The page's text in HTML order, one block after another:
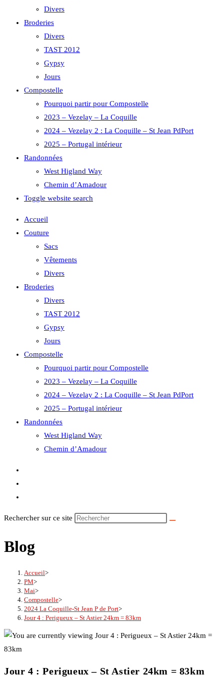
Divers
Broderies
Divers
TAST 2012
Gypsy
Jours
Compostelle
Pourquoi partir pour Compostelle
2023 – Vezelay – La Coquille
2024 – Vezelay 2 : La Coquille – St Jean PdPort
2025 – Portugal intérieur
Randonnées
West Higland Way
Chemin d’Amadour
Toggle website search
Accueil
Couture
Sacs
Vêtements
Divers
Broderies
Divers
TAST 2012
Gypsy
Jours
Compostelle
Pourquoi partir pour Compostelle
2023 – Vezelay – La Coquille
2024 – Vezelay 2 : La Coquille – St Jean PdPort
2025 – Portugal intérieur
Randonnées
West Higland Way
Chemin d’Amadour
Rechercher sur ce site
Blog
Accueil>
PM>
Mai>
Compostelle>
2024 La Coquille-St Jean P de Port>
Jour 4 : Perigueux – St Astier 24km = 83km
Jour 4 : Perigueux – St Astier 24km = 83km